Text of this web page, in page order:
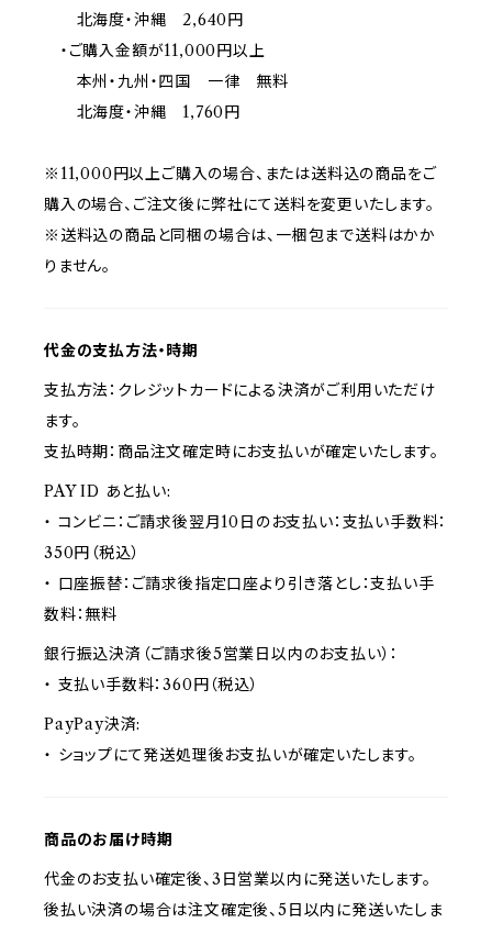
北海度・沖縄 2,640円
・ご購入金額が11,000円以上
本州・九州・四国 一律 無料
北海度・沖縄 1,760円
※11,000円以上ご購入の場合、または送料込の商品をご
購入の場合、ご注文後に弊社にて送料を変更いたします。
※送料込の商品と同梱の場合は、一梱包まで送料はかか
りません。
代金の支払方法・時期
支払方法：クレジットカードによる決済がご利用いただけ
ます。
支払時期：商品注文確定時にお支払いが確定いたします。
PAY ID あと払い:
・ コンビニ：ご請求後翌月10日のお支払い：支払い手数料：
350円（税込）
・ 口座振替：ご請求後指定口座より引き落とし：支払い手
数料：無料
銀行振込決済（ご請求後5営業日以内のお支払い）：
・ 支払い手数料：360円（税込）
PayPay決済:
・ ショップにて発送処理後お支払いが確定いたします。
商品のお届け時期
代金のお支払い確定後、3日営業以内に発送いたします。
後払い決済の場合は注文確定後、5日以内に発送いたしま